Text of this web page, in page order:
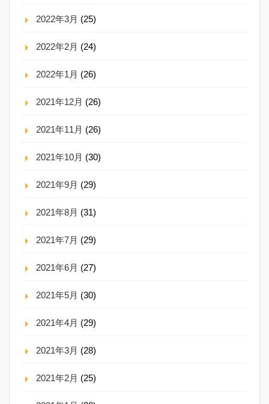
2022年3月 (25)
2022年2月 (24)
2022年1月 (26)
2021年12月 (26)
2021年11月 (26)
2021年10月 (30)
2021年9月 (29)
2021年8月 (31)
2021年7月 (29)
2021年6月 (27)
2021年5月 (30)
2021年4月 (29)
2021年3月 (28)
2021年2月 (25)